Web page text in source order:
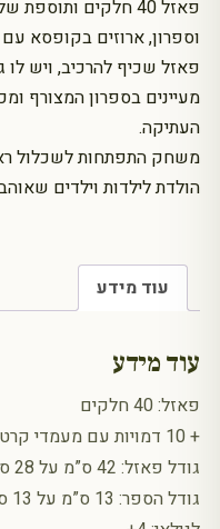
וספרון, ארוזים בקופסא
פאזל שכיף להרכיב, ויש
מעיינים בספרון המצורף
העתיקה.
משחק התפתחות לשכלול
הולדת לילדות וילדים
מצרים
עוד מידע
עוד מידע
פאזל: 40 חלקים
+ 10 דמויות עם מעמדי קרטון וספרון.
גודל פאזל: 42 ס”מ על 28 ס”מ.
גודל הספר: 13 ס”מ על 13 ס”מ, 10 עמודים.